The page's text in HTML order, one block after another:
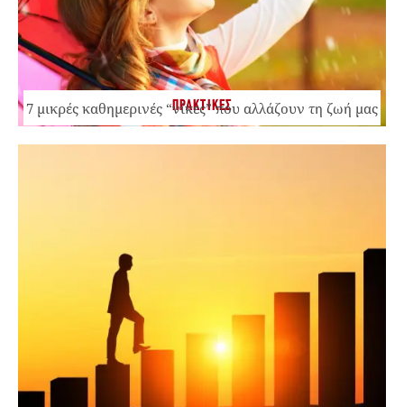
ΠΡΑΚΤΙΚΕΣ
7 μικρές καθημερινές “νίκες” που αλλάζουν τη ζωή μας